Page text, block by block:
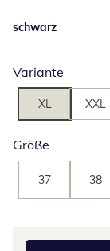
schwarz
Variante
XL XXL
Größe
37 38